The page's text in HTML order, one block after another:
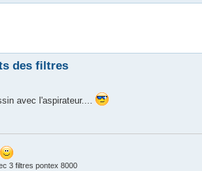
des filtres
avec l'aspirateur....
3 filtres pontex 8000